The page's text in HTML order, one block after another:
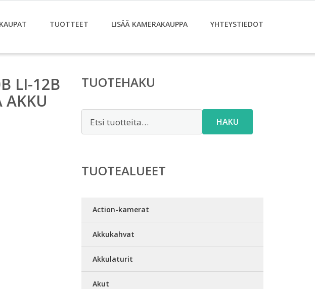
TUOTTEET LISÄÄ KAMERAKAUPPA YHTEYSTIEDOT
LI-12B
AKKU
TUOTEHAKU
HAKU
TUOTEALUEET
Action-kamerat
Akkukahvat
Akkulaturit
Akut